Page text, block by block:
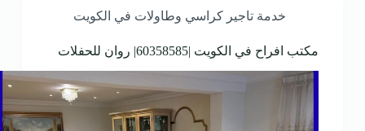
خدمة تاجير كراسي وطاولات في الكويت
مكتب افراح في الكويت |60358585| روان للحفلات